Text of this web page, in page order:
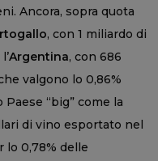
Ancora, sopra quota
, con 1 miliardo di
Argentina, con 686
valgono lo 0,86%
“big” come la
di vino esportato nel
lo 0,78% delle